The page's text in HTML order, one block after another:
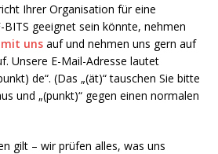
Ihrer Organisation für eine
geeignet sein könnte, nehmen
uns auf und nehmen uns gern auf
Unsere E-Mail-Adresse lautet
de“. (Das „(ät)“ tauschen Sie bitte
und „(punkt)“ gegen einen normalen
gilt – wir prüfen alles, was uns